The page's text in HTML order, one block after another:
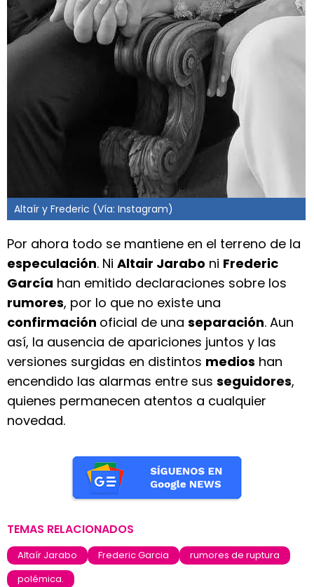
Altaír y Frederic (Vía: Instagram)
Por ahora todo se mantiene en el terreno de la
especulación. Ni Altair Jarabo ni Frederic
García han emitido declaraciones sobre los
rumores, por lo que no existe una
confirmación oficial de una separación. Aun
así, la ausencia de apariciones juntos y las
versiones surgidas en distintos medios han
encendido las alarmas entre sus seguidores,
quienes permanecen atentos a cualquier
novedad.
TEMAS RELACIONADOS
Altaír Jarabo Frederic Garcia
rumores de ruptura
polémica.